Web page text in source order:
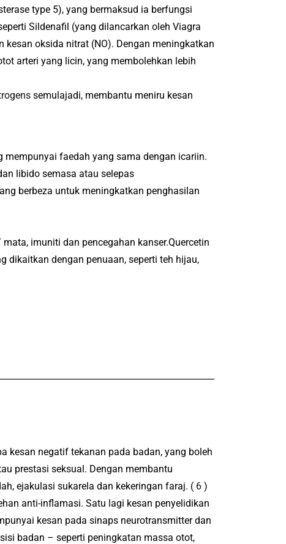
type 5), yang bermaksud ia berfungsi
Sildenafil (yang dilancarkan oleh Viagra
kesan oksida nitrat (NO). Dengan meningkatkan
arteri yang licin, yang membolehkan lebih
semulajadi, membantu meniru kesan
faedah yang sama dengan icariin.
libido semasa atau selepas
berbeza untuk meningkatkan penghasilan
imuniti dan pencegahan kanser.Quercetin
dikaitkan dengan penuaan, seperti teh hijau,
kesan negatif tekanan pada badan, yang boleh
prestasi seksual. Dengan membantu
ejakulasi sukarela dan kekeringan faraj. ( 6 )
anti-inflamasi. Satu lagi kesan penyelidikan
kesan pada sinaps neurotransmitter dan
badan – seperti peningkatan massa otot,